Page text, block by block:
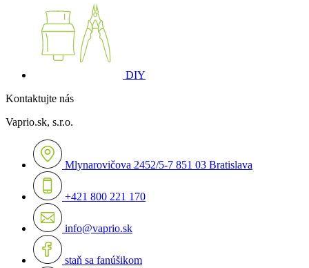
DIY
Kontaktujte nás
Vaprio.sk, s.r.o.
Mlynarovičova 2452/5-7 851 03 Bratislava
+421 800 221 170
info@vaprio.sk
staň sa fanúšikom